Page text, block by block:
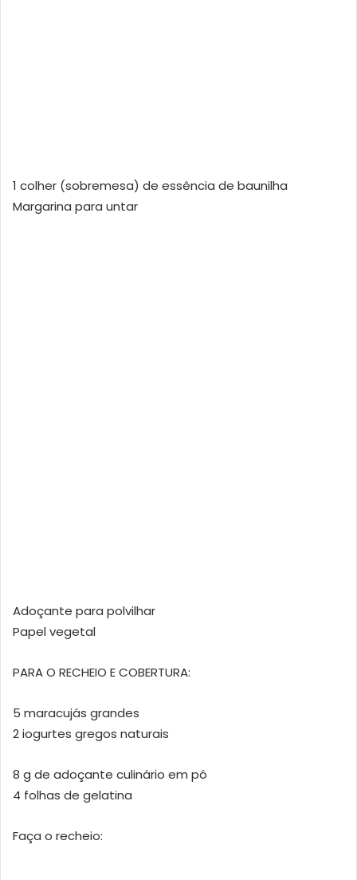
1 colher (sobremesa) de essência de baunilha
Margarina para untar
Adoçante para polvilhar
Papel vegetal
PARA O RECHEIO E COBERTURA:
5 maracujás grandes
2 iogurtes gregos naturais
8 g de adoçante culinário em pó
4 folhas de gelatina
Faça o recheio: